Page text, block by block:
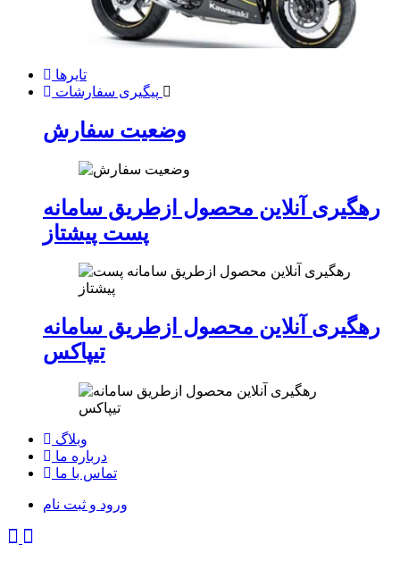
تایرها
پیگیری سفارشات
وضعیت سفارش
رهگیری آنلاین محصول ازطریق سامانه
پست پیشتاز
رهگیری آنلاین محصول ازطریق سامانه
تیپاکس
وبلاگ
درباره ما
تماس با ما
ورود و ثبت نام